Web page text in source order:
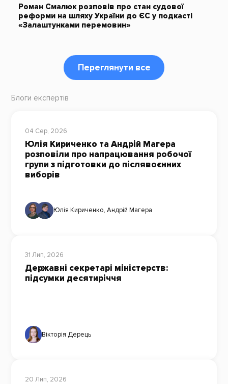
Роман Смалюк розповів про стан судової
реформи на шляху України до ЄС у подкасті
«Залаштунками перемовин»
Переглянути все
Блоги експертів
04 Сер, 2026
Юлія Кириченко та Андрій Магера
розповіли про напрацювання робочої
групи з підготовки до післявоєнних
виборів
Юлія Кириченко, Андрій Магера
31 Лип, 2026
Державні секретарі міністерств:
підсумки десятиріччя
Вікторія Дерець
20 Лип, 2026